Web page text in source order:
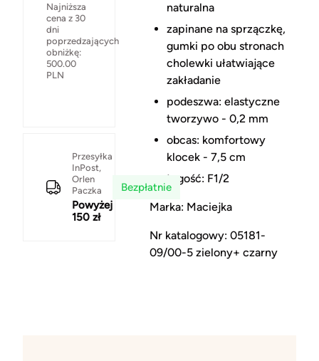
Najniższa
cena z 30
dni
poprzedzających
obniżkę:
500.00
PLN
Przesyłka
InPost,
Orlen
Paczka
Powyżej
150 zł
Bezpłatnie
naturalna
zapinane na sprzączkę,
gumki po obu stronach
cholewki ułatwiające
zakładanie
podeszwa: elastyczne
tworzywo - 0,2 mm
obcas: komfortowy
klocek - 7,5 cm
tęgość: F1/2
Marka: Maciejka
Nr katalogowy: 05181-
09/00-5 zielony+ czarny